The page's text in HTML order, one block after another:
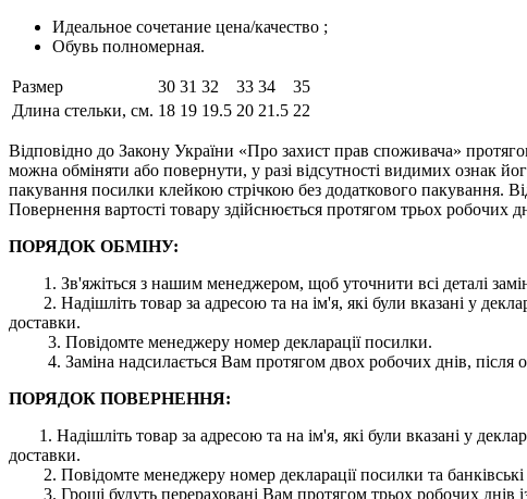
Идеальное сочетание цена/качество ;
Обувь полномерная.
Размер 30 31 32 33 34
35
Длина стельки, см. 18 19 19.5 20 21.5 22
Відповідно до Закону України «Про захист прав споживача»
можна обміняти або повернути, у разі відсутності видимих ​​ознак
пакування посилки клейкою стрічкою без додаткового пакування.
Повернення вартості товару здійснюється протягом трьох робочих
ПОРЯДОК ОБМІНУ:
1. Зв'яжіться з нашим менеджером, щоб уточнити всі деталі
2. Надішліть товар за адресою та на ім'я, які були вказані у
доставки.
3. Повідомте менеджеру номер декларації посилки.
4. Заміна надсилається Вам протягом двох робочих днів, після
ПОРЯДОК ПОВЕРНЕННЯ:
1. Надішліть товар за адресою та на ім'я, які були вказані у
доставки.
2. Повідомте менеджеру номер декларації посилки та
3. Гроші будуть перераховані Вам протягом трьох робочих днів